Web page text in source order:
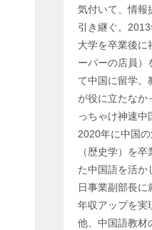
気付いて、情報
引き継ぐ。
大学を卒業後に
ーパーの店員）
て中国に留学。
が役に立たなか
っちゃけ神速中
2020年に中国
（歴史学）を
た中国語を活か
日事業副部長
年収アップを実
他、中国語教材